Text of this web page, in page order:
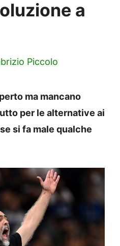
a
Piccolo
ma mancano
per le alternative ai
si fa male qualche